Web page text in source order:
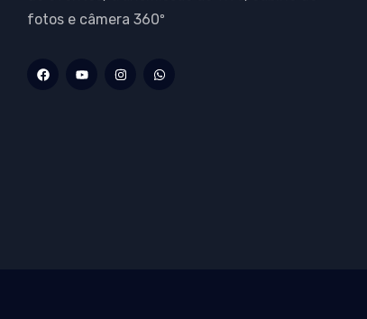
fotos e câmera 360º